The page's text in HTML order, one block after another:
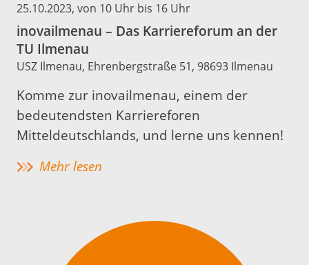
25.10.2023, von 10 Uhr bis 16 Uhr
inovailmenau – Das Karriereforum an der
TU Ilmenau
USZ Ilmenau, Ehrenbergstraße 51, 98693 Ilmenau
Komme zur inovailmenau, einem der
bedeutendsten Karriereforen
Mitteldeutschlands, und lerne uns kennen!
Mehr lesen